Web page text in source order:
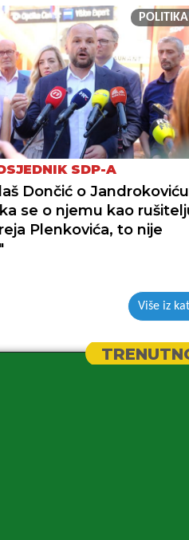
POLITIKA
SDP-A
Dončić o
se o njemu kao
Plenkovića, to nije
Više iz